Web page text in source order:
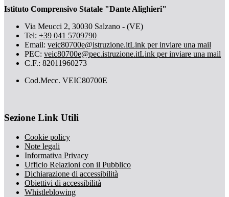
Istituto Comprensivo Statale "Dante Alighieri"
Via Meucci 2, 30030 Salzano - (VE)
Tel: +39 041 5709790
Email: veic80700e@istruzione.itLink per inviare una mail
PEC: veic80700e@pec.istruzione.itLink per inviare una mail
C.F.: 82011960273
Cod.Mecc. VEIC80700E
Sezione Link Utili
Cookie policy
Note legali
Informativa Privacy
Ufficio Relazioni con il Pubblico
Dichiarazione di accessibilità
Obiettivi di accessibilità
Whistleblowing